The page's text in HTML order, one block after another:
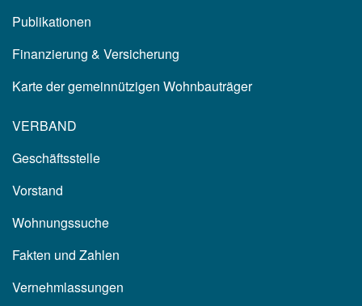
Publikationen
Finanzierung & Versicherung
Karte der gemeinnützigen Wohnbauträger
VERBAND
Geschäftsstelle
Vorstand
Wohnungssuche
Fakten und Zahlen
Vernehmlassungen